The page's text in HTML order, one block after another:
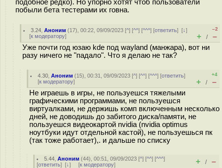
подобное редко). Но упорно хотят чтоб пользователи
побыли бета тестерами их говна.
3.24 ,Аноним (17), 00:22, 09/09/2023 [^] [^^] [^^^] [ответить][↓]
[к модератору]
–2
+ / –
Уже почти год юзаю kde под wayland (манжара), вот ни
разу ничего не "падало". Что я делаю не так?
4.30 ,Аноним (15), 00:31, 09/09/2023 [^] [^^] [^^^] [ответить]
[к модератору]
+4
+ / –
Не играешь в игры, не пользуешся тяжелыми
графическими программами, не пользуешся
виртуалками, не держишь комп включенным несколько
дней, не доводишь до забитого диска/памяти, не
пользуешся видеокартой nvidia (nvidia optimus
ноутбуки идут отдельной кастой), не пользуешься пк
(так тоже работает),. и дальше по списку
5.44 ,Аноним (44), 00:51, 09/09/2023 [^] [^^] [^^^]
[ответить] [↓] [к модератору] + / –